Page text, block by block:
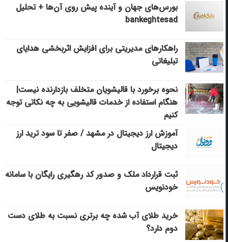
بورس‌های جهان و آینده پیش روی آن‌ها + تحلیل
bankeghtesad
راهکارهای مدیریتی برای افزایش اثربخشی هدایای
تبلیغاتی
نحوه برخورد با قالیشویان متخلف بازدارنده نیست|
هنگام استفاده از خدمات قالیشویی به چه نکاتی توجه
کنیم
آموزش ارز دیجیتال در مشهد / صفر تا سود ترید ارز
دیجیتال
ثبت قرارداد ملک و صدور کد رهگیری رایگان با سامانه
خودنویس
خرید طلای آب شده چه برتری نسبت به طلای دست
دوم دارد؟